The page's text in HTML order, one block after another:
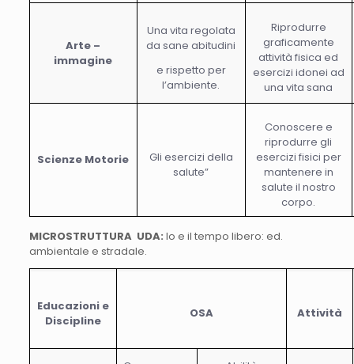
Arte –
immagine
Una vita regolata
da sane abitudini
e rispetto per
l’ambiente.
Riprodurre
graficamente
attività fisica ed
esercizi idonei ad
una vita sana
Scienze Motorie
Gli esercizi della
salute”
Conoscere e
riprodurre gli
esercizi fisici per
mantenere in
salute il nostro
corpo.
MICROSTRUTTURA UDA: Io e il tempo libero: ed.
ambientale e stradale.
Educazioni e
Discipline
OSA Attività